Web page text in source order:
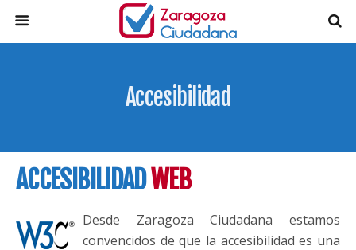
Accesibilidad
ACCESIBILIDADWEB
Desde Zaragoza Ciudadana estamos
convencidos de que la accesibilidad es una